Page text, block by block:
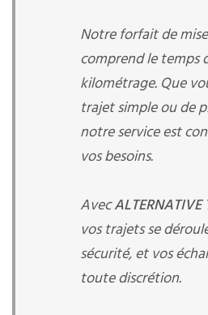
Notre forfait de
comprend le temps
kilométrage. Que
trajet simple ou de
notre service est
vos besoins.
AvecALTERNATIVE
vos trajets se
sécurité, et vos
toute discrétion.